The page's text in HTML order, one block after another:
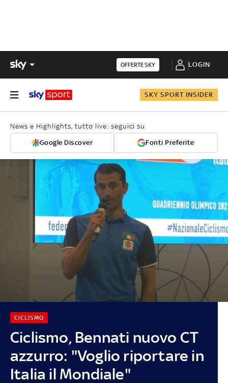
OFFERTE SKY LOGIN
SKY SPORT INSIDER
News e Highlights, tutto live: seguici su
Google Discover Fonti Preferite
Ciclismo, Bennati nuovo CT
azzurro: "Voglio riportare in
Italia il Mondiale"
CICLISMO